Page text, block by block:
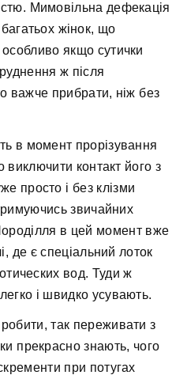
Мимовільна дефекація
жінок, що
якщо сутички
ж після
важче прибрати, ніж без
в момент прорізування
виключити контакт його з
просто і без клізми
звичайних
Породілля в цей момент вже
де є спеціальний лоток
вод. Туди ж
і швидко усувають.
так переживати з
прекрасно знають, чого
при потугах